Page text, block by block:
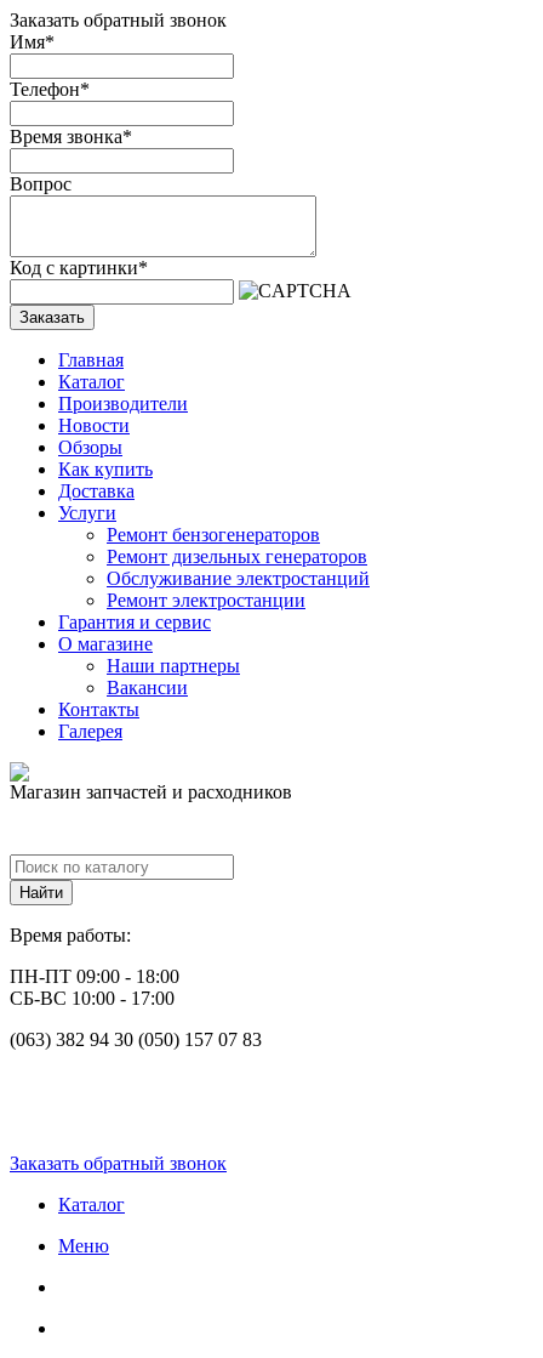
Заказать обратный звонок
Имя*
Телефон*
Время звонка*
Вопрос
Код с картинки*
Заказать
Главная
Каталог
Производители
Новости
Обзоры
Как купить
Доставка
Услуги
Ремонт бензогенераторов
Ремонт дизельных генераторов
Обслуживание электростанций
Ремонт электростанции
Гарантия и сервис
О магазине
Наши партнеры
Вакансии
Контакты
Галерея
Магазин запчастей и расходников
Время работы:
ПН-ПТ 09:00 - 18:00
СБ-ВС 10:00 - 17:00
(063) 382 94 30 (050) 157 07 83
Заказать обратный звонок
Каталог
Меню